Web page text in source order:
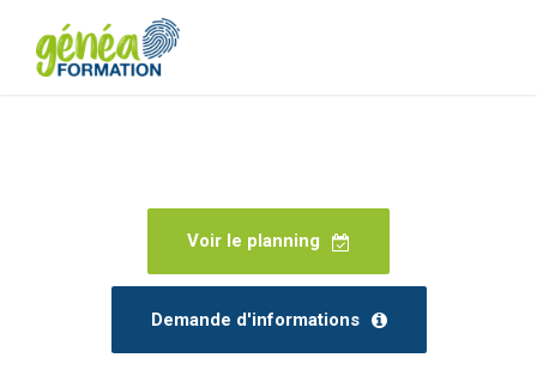
Voir le planning
Demande d'informations